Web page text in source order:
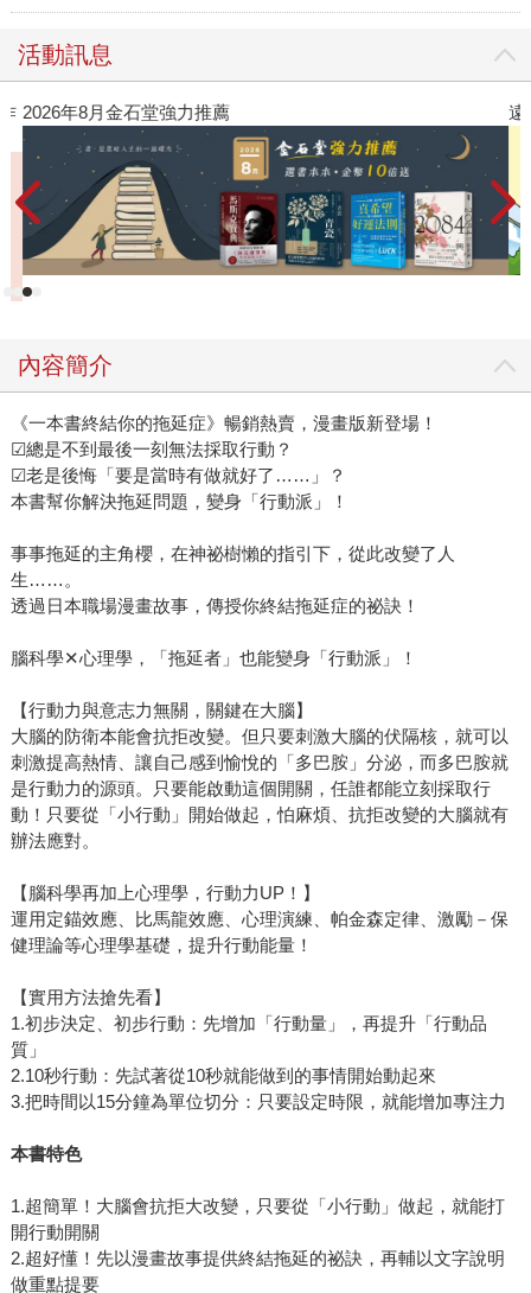
活動訊息
2026年8月金石堂強力推薦 遠
內容簡介
《一本書終結你的拖延症》暢銷熱賣，漫畫版新登場！
☑總是不到最後一刻無法採取行動？
☑老是後悔「要是當時有做就好了……」？
本書幫你解決拖延問題，變身「行動派」！
事事拖延的主角櫻，在神祕樹懶的指引下，從此改變了人
生……。
透過日本職場漫畫故事，傳授你終結拖延症的祕訣！
腦科學✕心理學，「拖延者」也能變身「行動派」！
【行動力與意志力無關，關鍵在大腦】
大腦的防衛本能會抗拒改變。但只要刺激大腦的伏隔核，就可以
刺激提高熱情、讓自己感到愉悅的「多巴胺」分泌，而多巴胺就
是行動力的源頭。只要能啟動這個開關，任誰都能立刻採取行
動！只要從「小行動」開始做起，怕麻煩、抗拒改變的大腦就有
辦法應對。
【腦科學再加上心理學，行動力UP！】
運用定錨效應、比馬龍效應、心理演練、帕金森定律、激勵－保
健理論等心理學基礎，提升行動能量！
【實用方法搶先看】
1.初步決定、初步行動：先增加「行動量」，再提升「行動品
質」
2.10秒行動：先試著從10秒就能做到的事情開始動起來
3.把時間以15分鐘為單位切分：只要設定時限，就能增加專注力
本書特色
1.超簡單！大腦會抗拒大改變，只要從「小行動」做起，就能打
開行動開關
2.超好懂！先以漫畫故事提供終結拖延的祕訣，再輔以文字說明
做重點提要